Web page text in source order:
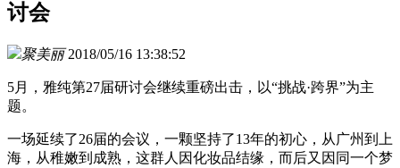
讨会
聚美丽 2018/05/16 13:38:52
5月，雅纯第27届研讨会继续重磅出击，以“挑战·跨界”为主
题。
一场延续了26届的会议，一颗坚持了13年的初心，从广州到上
海，从稚嫩到成熟，这群人因化妆品结缘，而后又因同一个梦